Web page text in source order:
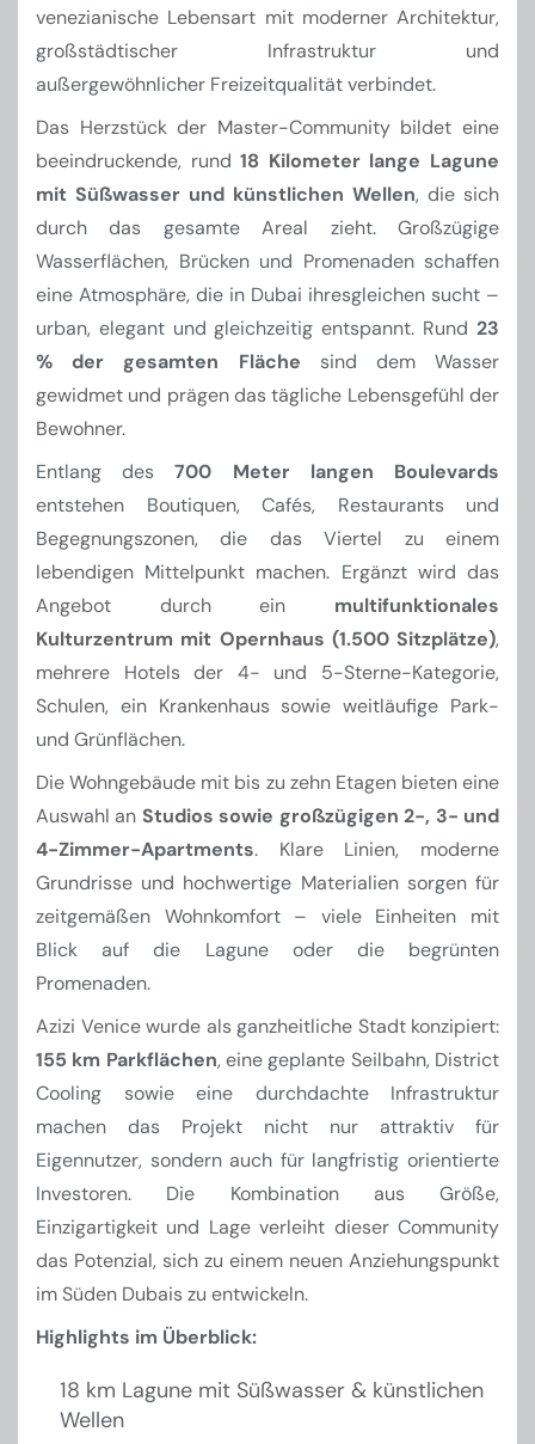
venezianische Lebensart mit moderner Architektur,
großstädtischer Infrastruktur und
außergewöhnlicher Freizeitqualität verbindet.
Das Herzstück der Master-Community bildet eine
beeindruckende, rund18 Kilometer lange Lagune
mit Süßwasser und künstlichen Wellen, die sich
durch das gesamte Areal zieht. Großzügige
Wasserflächen, Brücken und Promenaden schaffen
eine Atmosphäre, die in Dubai ihresgleichen sucht –
urban, elegant und gleichzeitig entspannt. Rund 23
% der gesamten Fläche sind dem Wasser
gewidmet und prägen das tägliche Lebensgefühl der
Bewohner.
Entlang des700 Meter langen Boulevards
entstehen Boutiquen, Cafés, Restaurants und
Begegnungszonen, die das Viertel zu einem
lebendigen Mittelpunkt machen. Ergänzt wird das
Angebot durch ein multifunktionales
Kulturzentrum mit Opernhaus (1.500 Sitzplätze),
mehrere Hotels der 4- und 5-Sterne-Kategorie,
Schulen, ein Krankenhaus sowie weitläufige Park-
und Grünflächen.
Die Wohngebäude mit bis zu zehn Etagen bieten eine
Auswahl an Studios sowie großzügigen 2-, 3- und
4-Zimmer-Apartments. Klare Linien, moderne
Grundrisse und hochwertige Materialien sorgen für
zeitgemäßen Wohnkomfort – viele Einheiten mit
Blick auf die Lagune oder die begrünten
Promenaden.
Azizi Venice wurde als ganzheitliche Stadt konzipiert:
155 km Parkflächen, eine geplante Seilbahn, District
Cooling sowie eine durchdachte Infrastruktur
machen das Projekt nicht nur attraktiv für
Eigennutzer, sondern auch für langfristig orientierte
Investoren. Die Kombination aus Größe,
Einzigartigkeit und Lage verleiht dieser Community
das Potenzial, sich zu einem neuen Anziehungspunkt
im Süden Dubais zu entwickeln.
Highlights im Überblick:
18 km Lagune mit Süßwasser & künstlichen
Wellen